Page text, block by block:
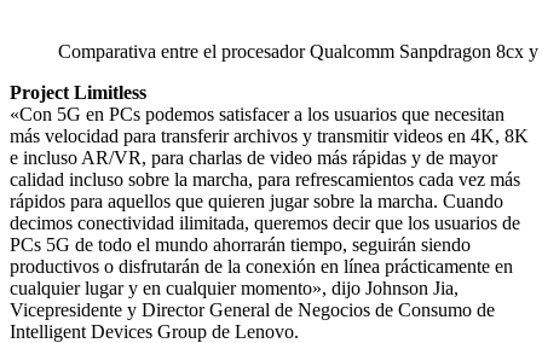
Comparativa entre el procesador Qualcomm Sanpdragon 8cx
Project Limitless
«Con 5G en PCs podemos satisfacer a los usuarios que necesitan
más velocidad para transferir archivos y transmitir videos en 4K, 8K
e incluso AR/VR, para charlas de video más rápidas y de mayor
calidad incluso sobre la marcha, para refrescamientos cada vez más
rápidos para aquellos que quieren jugar sobre la marcha. Cuando
decimos conectividad ilimitada, queremos decir que los usuarios de
PCs 5G de todo el mundo ahorrarán tiempo, seguirán siendo
productivos o disfrutarán de la conexión en línea prácticamente en
cualquier lugar y en cualquier momento», dijo Johnson Jia,
Vicepresidente y Director General de Negocios de Consumo de
Intelligent Devices Group de Lenovo.